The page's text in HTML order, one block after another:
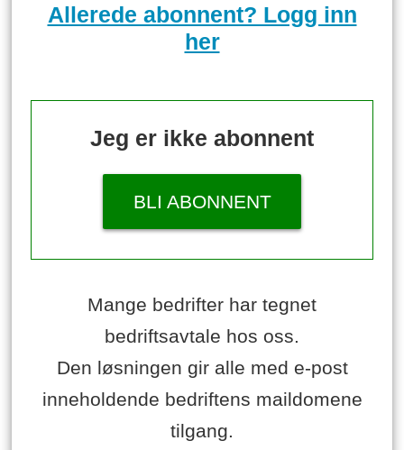
Allerede abonnent? Logg inn
her
Jeg er ikke abonnent
BLI ABONNENT
Mange bedrifter har tegnet
bedriftsavtale hos oss.
Den løsningen gir alle med e-post
inneholdende bedriftens maildomene
tilgang.